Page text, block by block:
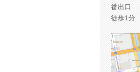
番出口
徒歩1分